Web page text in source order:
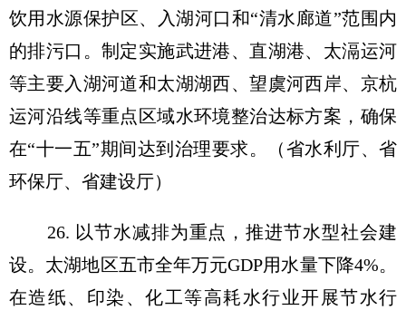
饮用水源保护区、入湖河口和“清水廊道”范围内
的排污口。制定实施武进港、直湖港、太滆运河
等主要入湖河道和太湖湖西、望虞河西岸、京杭
运河沿线等重点区域水环境整治达标方案，确保
在“十一五”期间达到治理要求。（省水利厅、省
环保厅、省建设厅）
26. 以节水减排为重点，推进节水型社会建
设。太湖地区五市全年万元GDP用水量下降4%。
在造纸、印染、化工等高耗水行业开展节水行